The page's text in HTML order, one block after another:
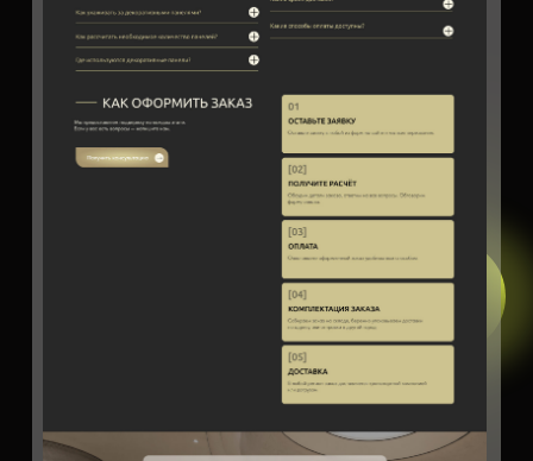
Гибкий камень
Каталог на 1 000+ позиций с удобной
навигацией
Контакты компании
FAQ — ответы на частые вопросы
покупателей
Функциональность
На каждой странице подключены формы
заказа и обратной связи. Подключены : CRM
Сайт полностью адаптирован под все
устройства: смартфоны, планшеты, десктоп.
Проведена SEO оптимизация — сайт готов к
запуску рекламы и SEO продвижению .
эффективность?